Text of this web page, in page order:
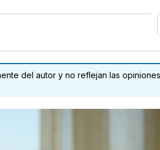
del autor y no reflejan las